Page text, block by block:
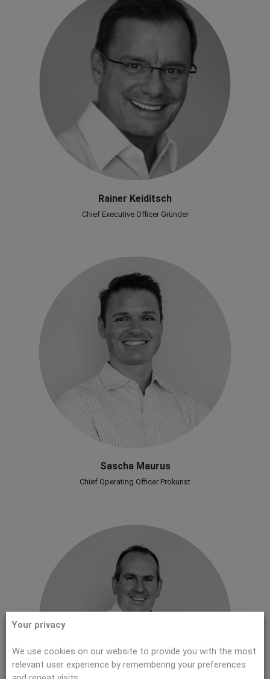
Rainer Keiditsch
Chief Executive Officer Gründer
Sascha Maurus
Chief Operating Officer Prokurist
Your privacy
We use cookies on our website to provide you with the most
relevant user experience by remembering your preferences